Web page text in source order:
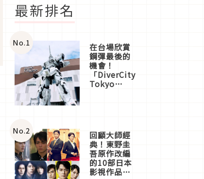
最新排名
No.1 在台場欣賞
鋼彈最後的
機會！
「DiverCity
Tokyo
體驗
No.2 回顧大師經
典！東野圭
吾原作改編
的10部日本
影視作品推